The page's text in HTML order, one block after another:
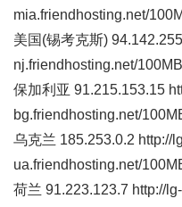
mia.friendhosting.net/
美国(锡考克斯)
nj.friendhosting.net/
保加利亚 91.215.153.15
bg.friendhosting.net/
乌克兰 185.253.0.2 http://
ua.friendhosting.net/
荷兰 91.223.123.7 http://